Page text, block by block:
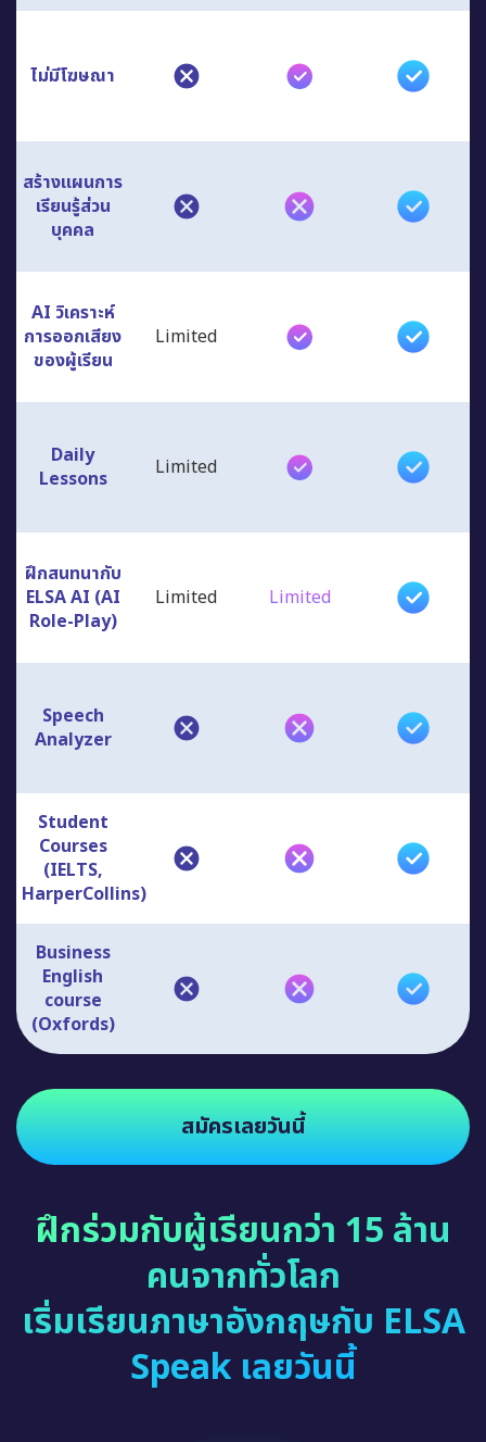
ไม่มีโฆษณา
สร้างแผนการ
เรียนรู้ส่วน
บุคคล
AI วิเคราะห์
การออกเสียง
ของผู้เรียน
Limited
Daily
Lessons
Limited
ฝึกสนทนากับ
ELSA AI (AI
Role-Play)
Limited Limited
Speech
Analyzer
Student
Courses
(IELTS,
HarperCollins)
Business
English
course
(Oxfords)
สมัครเลยวันนี้
ฝึกร่วมกับผู้เรียนกว่า 15 ล้าน
คนจากทั่วโลก
เริ่มเรียนภาษาอังกฤษกับ ELSA
Speak เลยวันนี้